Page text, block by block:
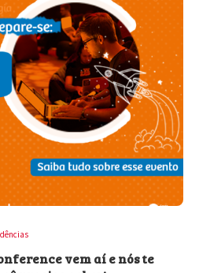
vem aí e nós te